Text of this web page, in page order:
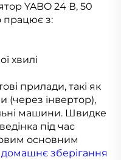
YABO 24 В, 50
працює з:
хвилі
прилади, такі як
(через інвертор),
машини. Швидке
під час
основним
домашнє зберігання